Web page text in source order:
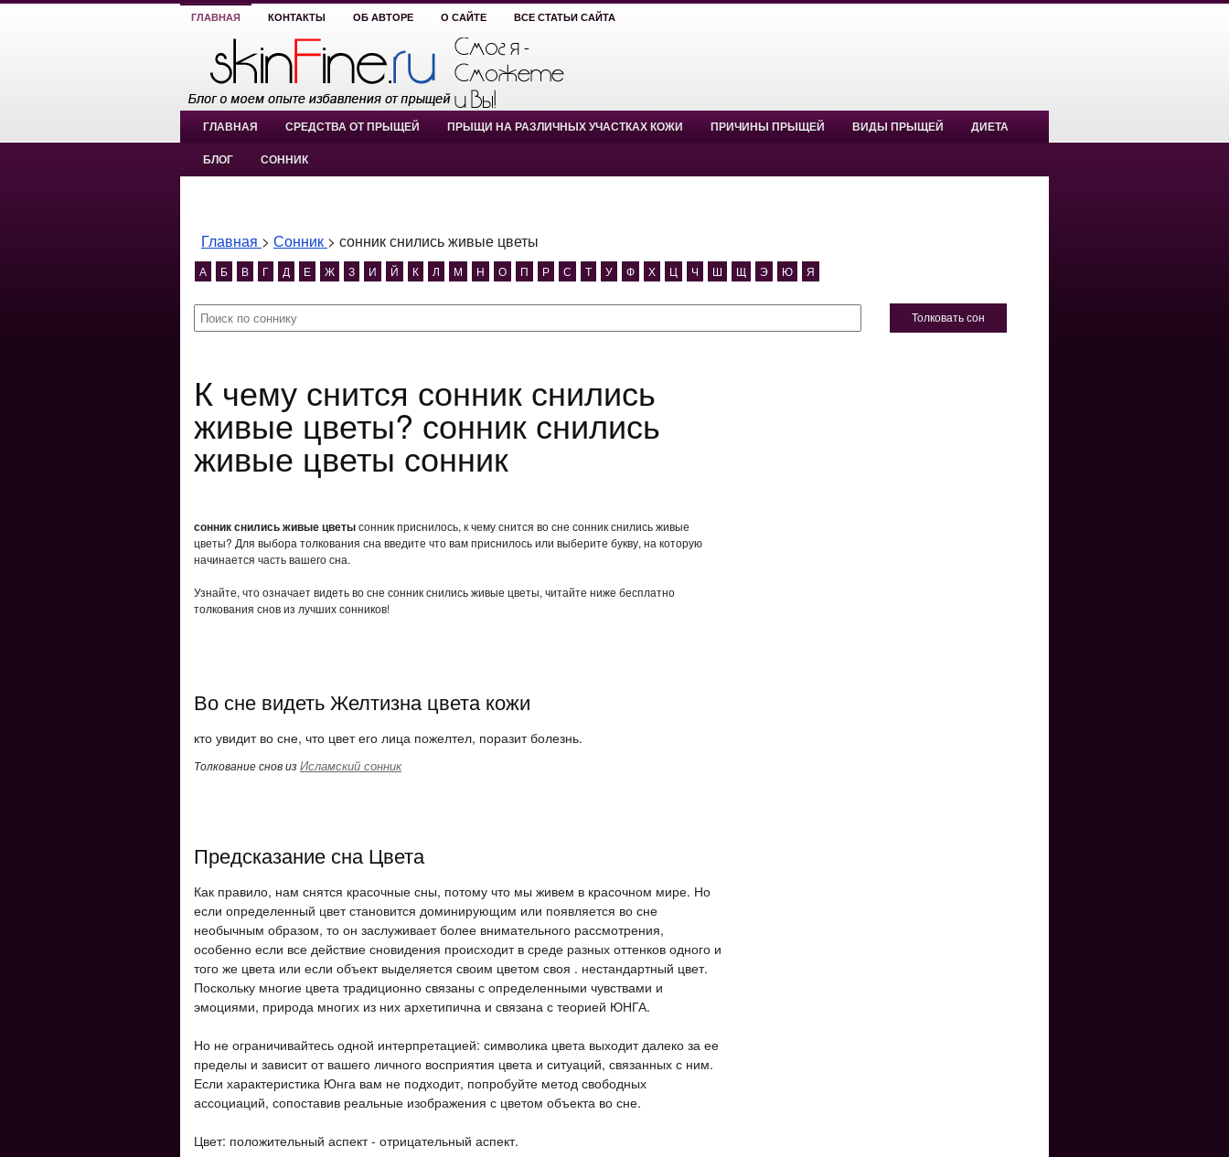
ГЛАВНАЯ КОНТАКТЫ ОБ АВТОРЕ О САЙТЕ ВСЕ СТАТЬИ САЙТА
ГЛАВНАЯ СРЕДСТВА ОТ ПРЫЩЕЙ ПРЫЩИ НА РАЗЛИЧНЫХ УЧАСТКАХ КОЖИ ПРИЧИНЫ ПРЫЩЕЙ ВИДЫ ПРЫЩЕЙ ДИЕТА
БЛОГ СОННИК
Главная > Сонник > сонник снились живые цветы
А Б В Г Д Е Ж З И Й К Л М Н О П Р С Т У Ф Х Ц Ч Ш Щ Э Ю Я
Толковать сон
К чему снится сонник снились
живые цветы? сонник снились
живые цветы сонник
сонник снились живые цветысонник приснилось, к чему снится во сне сонник снились живые
цветы? Для выбора толкования сна введите что вам приснилось или выберите букву, на которую
начинается часть вашего сна.
Узнайте, что означает видеть во сне сонник снились живые цветы, читайте ниже бесплатно
толкования снов из лучших сонников!
Во сне видеть Желтизна цвета кожи
кто увидит во сне, что цвет его лица пожелтел, поразит болезнь.
Толкование снов изИсламский сонник
Предсказание сна Цвета
Как правило, нам снятся красочные сны, потому что мы живем в красочном мире. Но
если определенный цвет становится доминирующим или появляется во сне
необычным образом, то он заслуживает более внимательного рассмотрения,
особенно если все действие сновидения происходит в среде разных оттенков одного и
того же цвета или если объект выделяется своим цветом своя . нестандартный цвет.
Поскольку многие цвета традиционно связаны с определенными чувствами и
эмоциями, природа многих из них архетипична и связана с теорией ЮНГА.
Но не ограничивайтесь одной интерпретацией: символика цвета выходит далеко за ее
пределы и зависит от вашего личного восприятия цвета и ситуаций, связанных с ним.
Если характеристика Юнга вам не подходит, попробуйте метод свободных
ассоциаций, сопоставив реальные изображения с цветом объекта во сне.
Цвет: положительный аспект - отрицательный аспект.